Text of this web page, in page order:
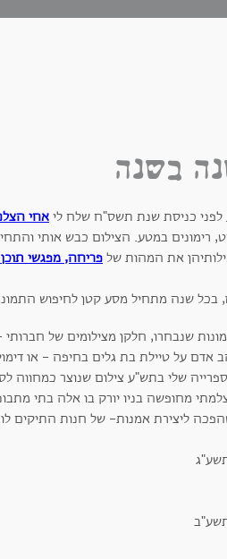
בשנה
לפני כניסת שנת תשס"ח שלח לי אחי
רימונים במטע. הצילום כבש אותי
את המהות של פריחה, מפגשי
בכל שנה מתחיל מסע קטן לחיפוש
שנבחרו, חלקן מצילומים של
אדם על טיילת בת גלים בחיפה - או
שלי בתש"ע צילום שנוצר כמחווה
מחופשה בניו יורק בו אלה בתי
ליצירת אמנות- של חנות התיקים לואי